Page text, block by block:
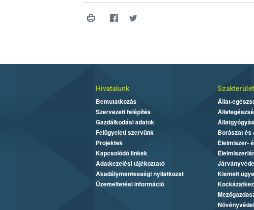
Hivatalunk
Bemutatkozás
Szervezeti felépítés
Gazdálkodási adatok
Felügyeleti szervünk
Projektek
Kapcsolódó linkek
Adatkezelési tájékoztató
Akadálymentességi nyilatkozat
Üzemeltetési információ
Állat-
Borászat és
Élelmiszer-
Kiemelt